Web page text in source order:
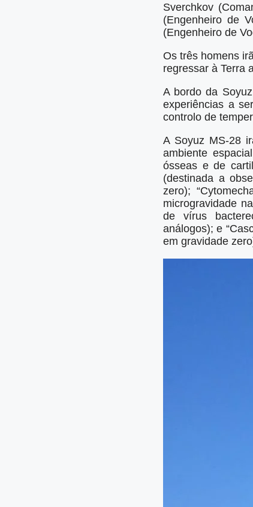
Sverchkov
(Engenheiro de
(Engenheiro de
Os três homens
regressar à Terra
A bordo da
experiências a
controlo de
A Soyuz MS-28
ambiente
ósseas e de
(destinada a
zero);
microgravidade
de vírus
análogos); e
em gravidade